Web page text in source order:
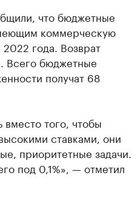
что бюджетные
коммерческую
года. Возврат
Всего бюджетные
получат 68
того, чтобы
ставками, они
приоритетные задачи.
под 0,1%», — отметил